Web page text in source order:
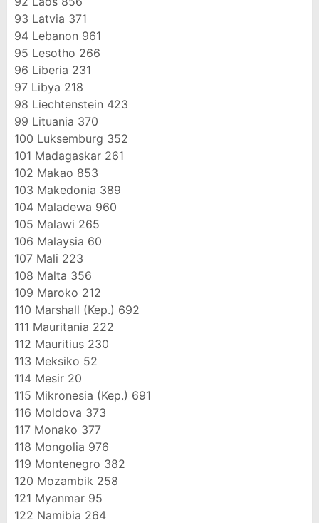
93 Latvia 371
94 Lebanon 961
95 Lesotho 266
96 Liberia 231
97 Libya 218
98 Liechtenstein 423
99 Lituania 370
100 Luksemburg 352
101 Madagaskar 261
102 Makao 853
103 Makedonia 389
104 Maladewa 960
105 Malawi 265
106 Malaysia 60
107 Mali 223
108 Malta 356
109 Maroko 212
110 Marshall (Kep.) 692
111 Mauritania 222
112 Mauritius 230
113 Meksiko 52
114 Mesir 20
115 Mikronesia (Kep.) 691
116 Moldova 373
117 Monako 377
118 Mongolia 976
119 Montenegro 382
120 Mozambik 258
121 Myanmar 95
122 Namibia 264